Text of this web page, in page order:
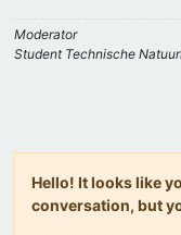
Moderator
Student Technische
Hello! It looks like
conversation, but